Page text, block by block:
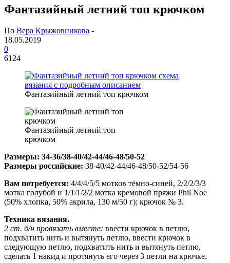
Фантазийный летний топ крючком
По Вера Крыжовникова -
18.05.2019
0
6124
Фантазийный летний топ крючком
Фантазийный летний топ
крючком
Размеры: 34-36/38-40/42-44/46-48/50-52
Размеры российские: 38-40/42-44/46-48/50-52/54-56
Вам потребуется: 4/4/4/5/5 мотков тёмно-синей, 2/2/2/3/3
мотка голубой и 1/1/1/2/2 мотка кремовой пряжи Phil Nое
(50% хлопка, 50% акрила, 130 м/50 г); крючок № 3.
Техника вязания.
2 ст. б/н провязать вместе: ввести крючок в петлю,
подхватить нить и вытянуть петлю, ввести крючок в
следующую петлю, подхватить нить и вытянуть петлю,
сделать 1 накид и протянуть его через 3 петли на крючке.